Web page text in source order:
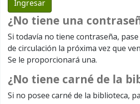
¿No tiene una
Si todavía no tiene contraseña,
de circulación la próxima vez que
Se le proporcionará una.
¿No tiene carné de la
Si no posee carné de la biblioteca,